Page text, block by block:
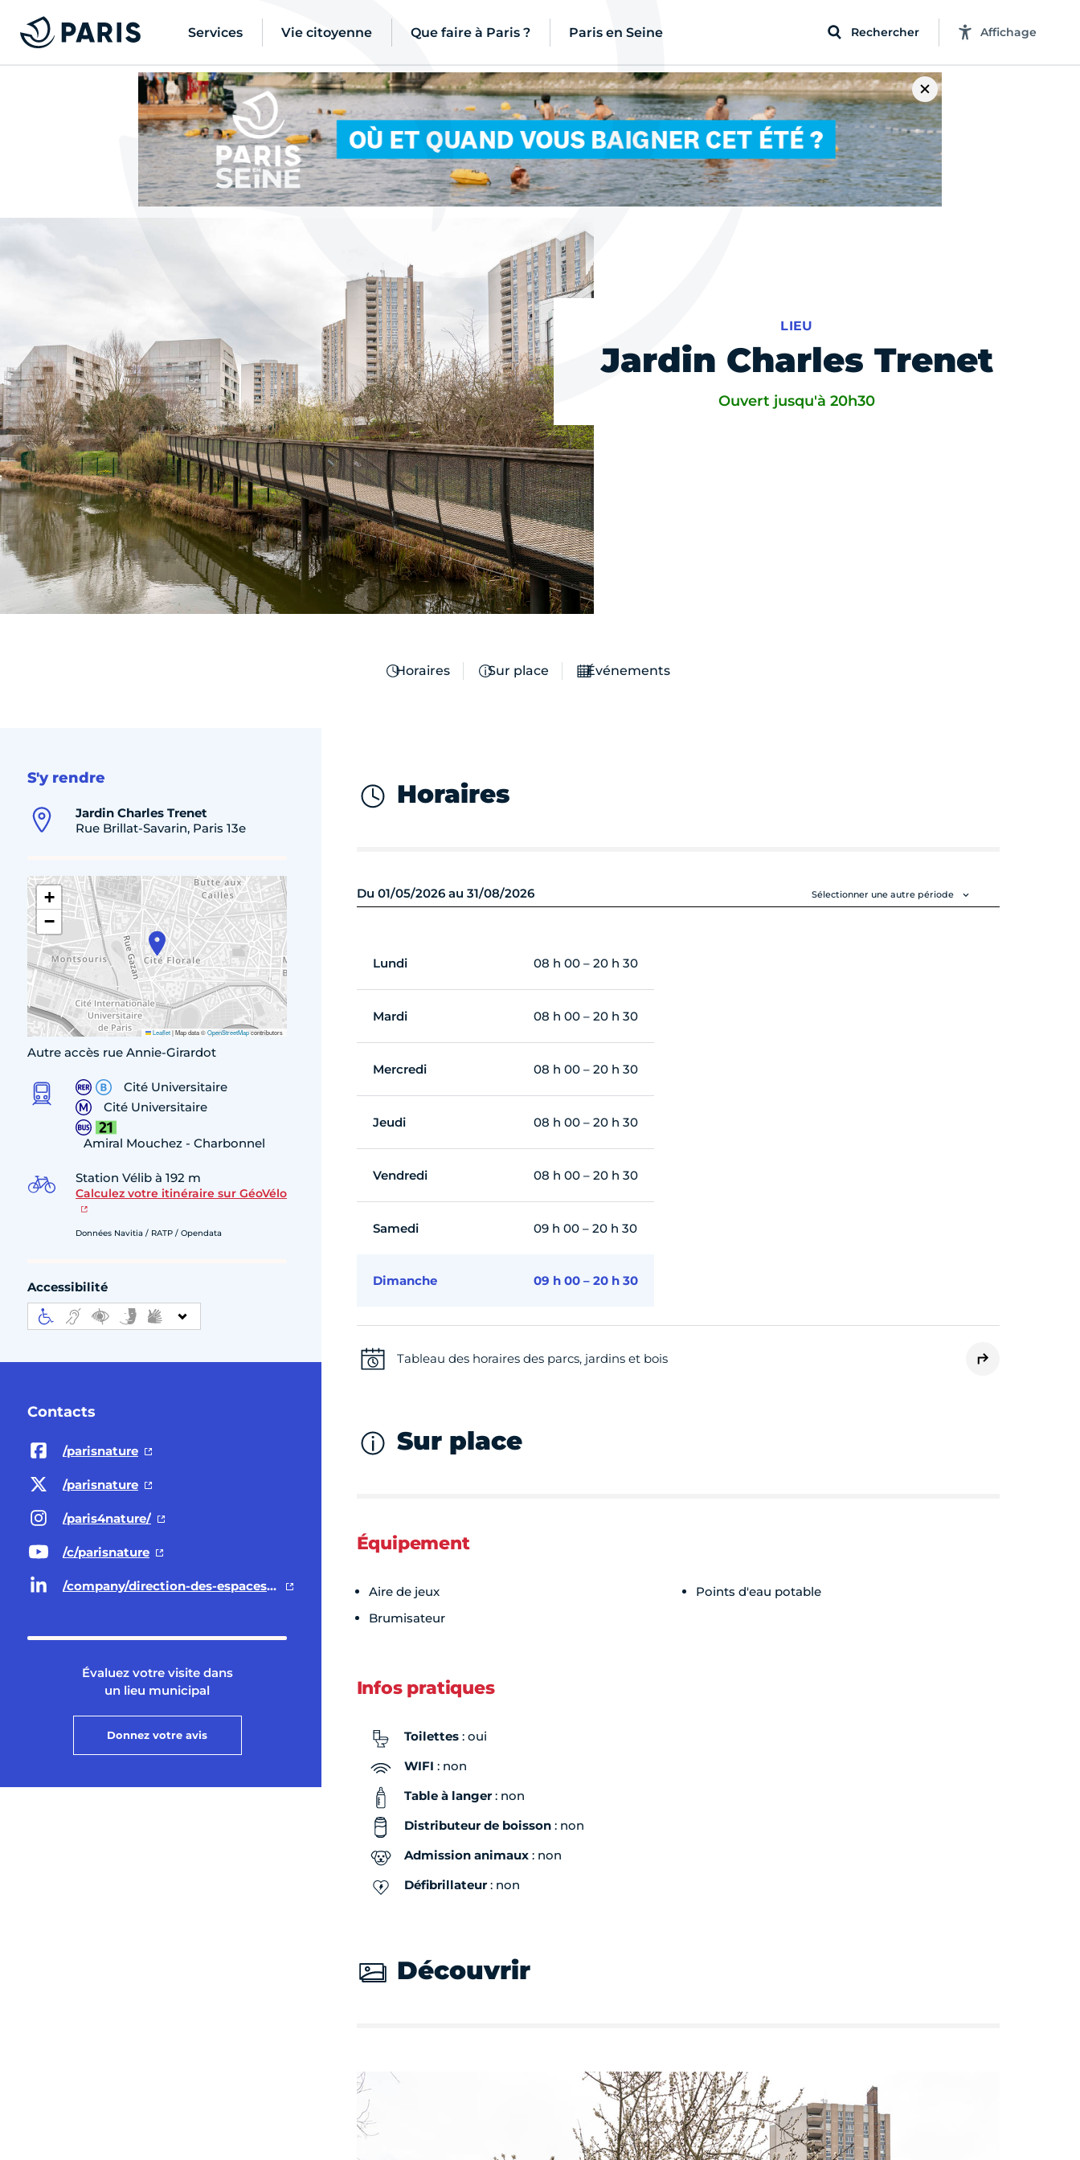
Services Vie citoyenne Que faire à Paris ? Paris en Seine Rechercher Affichage
LIEU
Jardin Charles Trenet
Ouvert jusqu'à 20h30
Horaires Sur place Événements
S'y rendre
Jardin Charles Trenet
Rue Brillat-Savarin, Paris 13e
+
−
Leaflet|Map data ©OpenStreetMapcontributors
Autre accès rue Annie-Girardot
Cité Universitaire
Cité Universitaire
Amiral Mouchez - Charbonnel
Station Vélib à 192 m
Calculez votre itinéraire sur GéoVélo
Données Navitia / RATP / Opendata
Accessibilité
Contacts
/parisnature
/parisnature
/paris4nature/
/c/parisnature
/company/direction-des-espaces-verts-et-de-l-environnement-ville-de-paris/
Évaluez votre visite dans
un lieu municipal
Donnez votre avis
Horaires
Du 01/05/2026 au 31/08/2026 Sélectionner une autre période
Lundi 08 h 00 – 20 h 30
Mardi 08 h 00 – 20 h 30
Mercredi 08 h 00 – 20 h 30
Jeudi 08 h 00 – 20 h 30
Vendredi 08 h 00 – 20 h 30
Samedi 09 h 00 – 20 h 30
Dimanche 09 h 00 – 20 h 30
Tableau des horaires des parcs, jardins et bois
Sur place
Équipement
Aire de jeux
Points d'eau potable
Brumisateur
Infos pratiques
Toilettes: oui
WIFI : non
Table à langer: non
Distributeur de boisson: non
Admission animaux: non
Défibrillateur: non
Découvrir